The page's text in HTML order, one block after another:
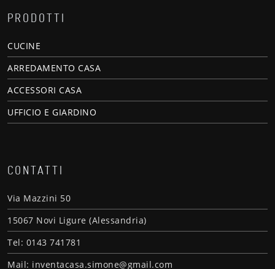
PRODOTTI
CUCINE
ARREDAMENTO CASA
ACCESSORI CASA
UFFICIO E GIARDINO
CONTATTI
Via Mazzini 50
15067 Novi Ligure (Alessandria)
Tel: 0143 741781
Mail: inventacasa.simone@gmail.com